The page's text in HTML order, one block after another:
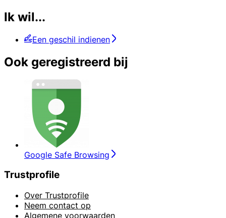
Ik wil...
Een geschil indienen
Ook geregistreerd bij
Google Safe Browsing
Trustprofile
Over Trustprofile
Neem contact op
Algemene voorwaarden